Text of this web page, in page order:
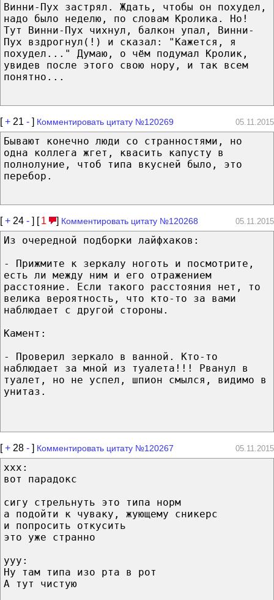
Винни-Пух застрял. Ждать, чтобы он похудел,
надо было неделю, по словам Кролика. Но!
Тут Винни-Пух чихнул, балкон упал, Винни-
Пух вздрогнул(!) и сказал: "Кажется, я
похудел..." Думаю, о чём подумал Кролик,
увидев после этого свою нору, и так всем
понятно...
[+ 21 - ] Комментировать цитату №120269 05.11.2015
Бывают конечно люди со странностями, но
одна коллега жгет, квасить капусту в
полнолуние, чтоб типа вкусней было, это
перебор.
[+ 24 - ] [ 1 ] Комментировать цитату №120268 05.11.2015
Из очередной подборки лайфхаков:
- Прижмите к зеркалу ноготь и посмотрите,
есть ли между ним и его отражением
расстояние. Если такого расстояния нет, то
велика вероятность, что кто-то за вами
наблюдает с другой стороны.
Камент:
- Проверил зеркало в ванной. Кто-то
наблюдает за мной из туалета!!! Рванул в
туалет, но не успел, шпион смылся, видимо в
унитаз.
[+ 28 - ] Комментировать цитату №120267 05.11.2015
xxx:
вот парадокс
сигу стрельнуть это типа норм
а подойти к чуваку, жующему сникерс
и попросить откусить
это уже странно
yyy:
Ну там типа изо рта в рот
А тут чистую